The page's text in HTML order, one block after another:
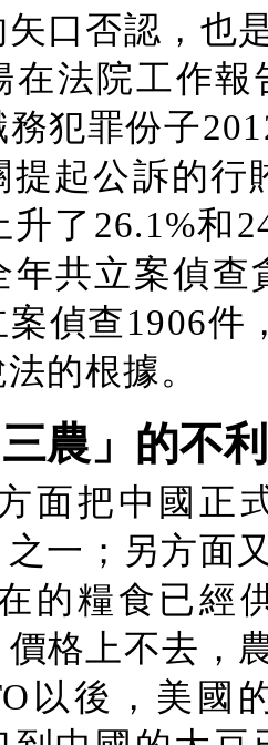
口否認，也
在法院工作
犯罪份子
提起公訴的行
升了26.1%和
年共立案偵查
偵查1906件
的根據。
農」的不
面把中國正
之一；另方面
在的糧食已經
格上不去，
以後，美國